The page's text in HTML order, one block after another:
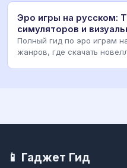
Эро игры на русском:
симуляторов и
Полный гид по эро играм
жанров, где скачать
📱 Гаджет Гид